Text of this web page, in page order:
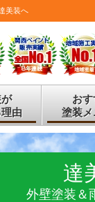
美装へ
由
お
塗装
達
外壁塗装＆